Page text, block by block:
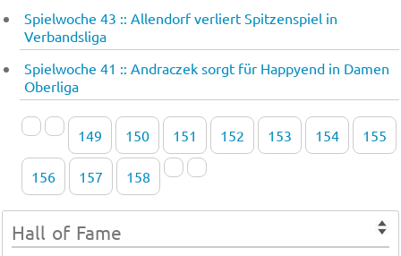
Spielwoche 43 :: Al­len­dorf ver­liert Spit­zen­spiel in
Verbandsliga
Spielwoche 41 :: An­drac­zek sorgt für Hap­py­end in Damen
Oberliga
149 150 151 152 153 154 155
156 157 158
Hall of Fame